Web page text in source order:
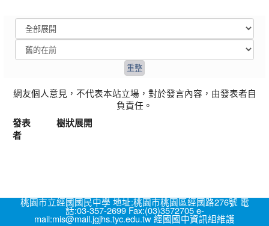
網友個人意見，不代表本站立場，對於發言內容，由發表者自
負責任。
發表
者
樹狀展開
桃園市立經國國民中學 地址:桃園市桃園區經國路276號 電
話:03-357-2699 Fax:(03)3572705 e-
mail:mis@mail.jgjhs.tyc.edu.tw 經國國中資訊組維護